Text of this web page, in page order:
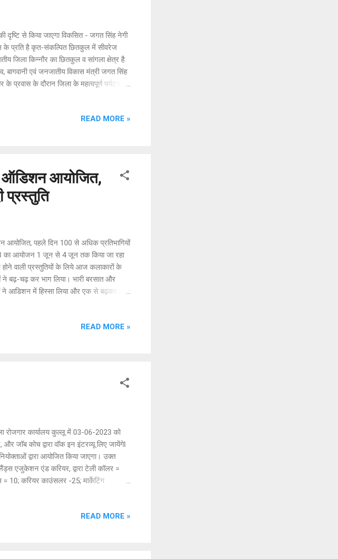
दृष्टि से किया जाएगा विकसित - जगत सिंह नेगी
के प्रति है कृत-संकल्पित छितकुल में सीवरेज
जिला किन्नौर का छितकुल व सांगला क्षेत्र है
बागवानी एवं जनजातीय विकास मंत्री जगत सिंह
प्रवास के दौरान जिला के महत्वपूर्ण पर्यटक
के कारण एक बहुत ही आकर्षक व मनमोहक पर्यटक
READ MORE »
ऑडिशन आयोजित,
प्रस्तुति
आयोजित, पहले दिन 100 से अधिक प्रतिभागियों
का आयोजन 1 जून से 4 जून तक किया जा रहा
होने वाली प्रस्तुतियों के लिये आज कलाकारों के
बढ़-चढ़ कर भाग लिया। भारी बरसात और
आडिशन में हिस्सा लिया और एक से बढ़कर एक
प्रतिदिन प्रातः 9 बजे से दोपहर 12 बजे तक
READ MORE »
रोजगार कार्यालय कुल्लू में 03-06-2023 को
जॉब कोच द्वारा वॉक इन इंटरव्यू लिए जायेंगेl
द्वारा आयोजित किया जाएगा। उक्त
एजुकेशन एंड करियर, द्वारा टेली कॉलर =
10; करियर काउंसलर -25; मार्केटिंग
द्वारा खुदरा बिक्री कार्यकारी 100; बैंक
READ MORE »